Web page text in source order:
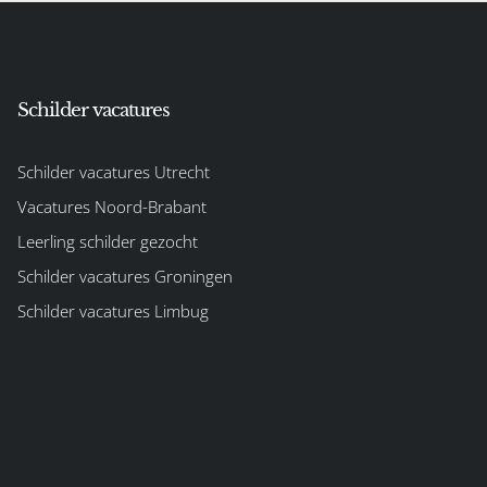
Schilder vacatures
Schilder vacatures Utrecht
Vacatures Noord-Brabant
Leerling schilder gezocht
Schilder vacatures Groningen
Schilder vacatures Limbug